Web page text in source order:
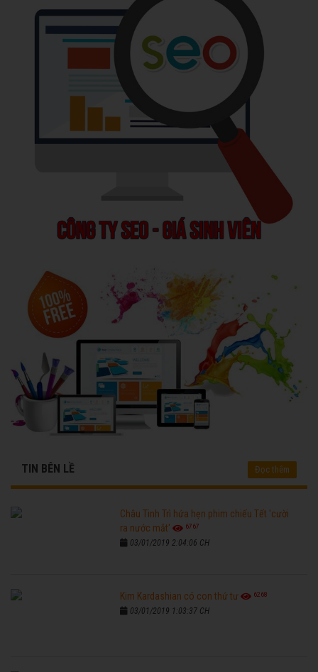
TIN BÊN LỀ Đọc thêm
Châu Tinh Trì hứa hẹn phim chiếu Tết 'cười
ra nước mắt'
6767
03/01/2019 2:04:06 CH
Kim Kardashian có con thứ tư 6268
03/01/2019 1:03:37 CH